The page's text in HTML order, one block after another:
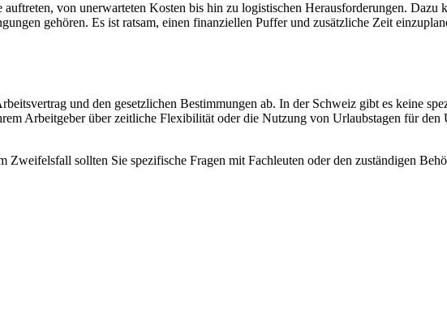
von unerwarteten Kosten bis hin zu logistischen Herausforderungen. Dazu
gehören. Es ist ratsam, einen finanziellen Puffer und zusätzliche Zeit
und den gesetzlichen Bestimmungen ab. In der Schweiz gibt es keine
Arbeitgeber über zeitliche Flexibilität oder die Nutzung von Urlaubstagen für den
sollten Sie spezifische Fragen mit Fachleuten oder den zuständigen